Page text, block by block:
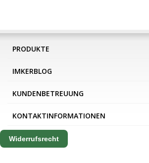
PRODUKTE
IMKERBLOG
KUNDENBETREUUNG
KONTAKTINFORMATIONEN
Widerrufsrecht